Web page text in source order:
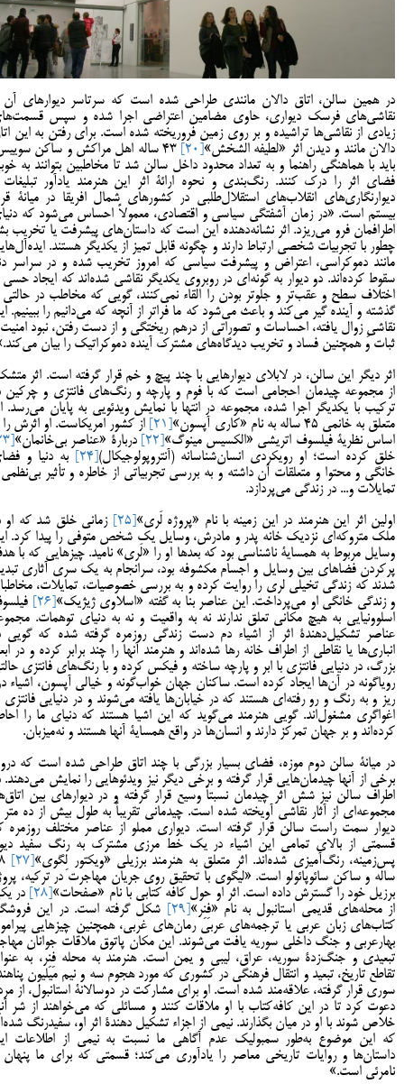
در همین سالن، اتاق دالان مانندی طراحی شده است که سرتاسر دیوارهای آن
نقاشی‌های فرسک دیواری، حاوی مضامین اعتراضی اجرا شده و سپس
زیادی از نقاشی‌ها تراشیده و بر روی زمین فروریخته شده‌ است. برای رفتن به این
دالان مانند و دیدن اثر «لطيفه الشخش»
43 ساله اهل مراکش و ساکن
باید با هماهنگی راهنما و به تعداد محدود داخل سالن شد تا مخاطبین بتوانند به
فضای اثر را درک کنند. رنگ‌بندی و نحوه ارائۀ اثر این هنرمند یادآور
دیوارنگاری‌های انقلاب‌های استقلال‌طلبی در کشورهای شمال افریقا در میانۀ
بیستم است. «در زمان آشفتگی سیاسی و اقتصادی، معمولاً احساس می‌شود که
اطرافمان فرو می‌ریزد. اثر نشانه‌دهنده این است که داستان‌های پیشرفت یا تخریب
چطور با تجربیات شخصی ارتباط دارند و چگونه قابل تمیز از یکدیگر هستند.
مانند دموکراسی، اعتراض و پیشرفت سیاسی که امروز تخریب شده و در سراسر
سقوط کرده‌اند. دو دیوار به گونه‌ای در روبروی یکدیگر نقاشی شده‌اند که ایجاد حسی
اختلاف سطح و عقب‌تر و جلوتر بودن را القاء نمی‌کنند، گویی که مخاطب در حالتی
گذشته و آینده گیر می‌کند و باعث می‌شود که ما فراتر از آنچه که می‌دانیم را ببینیم.
نقاشیِ زوال یافته، احساسات و تصوراتی از درهم ریختگی و از دست رفتن، نبود
ثبات و همچنین فساد و تخریب دیدگاه‌های مشترک آینده دموکراتیک را بیان
اثر دیگر این سالن، در لابلای دیوارهایی با چند پیچ و خم قرار گرفته است. اثر
از مجموعه چیدمان احجامی است که با فوم و پارچه و رنگ‌های فانتزی و چرکین
ترکیب با یکدیگر اجرا شده، مجموعه در انتها با نمایش ویدئویی به پایان می‌رسد.
متعلق به خانمی 45 ساله به نام «کاری آپسون»
از کشور امریکاست. او اثرش را
اساس نظریۀ فیلسوف اتریشی «الکسیس مینوگ»
دربارۀ «عناصر بی‌خانمان»
خلق کرده است؛ او رویکردی انسان‌شناسانه (آنتروپولوجیکال)
به دنیا و
خانگی و محتوا و متعلقات آن داشته و به بررسی تجربیاتی از خاطره و تأثیر
تمایلات و... در زندگی می‌پردازد.
اولین اثر این هنرمند در این زمینه با نام «پروژه لَری»
زمانی خلق شد که او
ملک متروکه‌ای نزدیک خانه پدر و مادرش، وسایل یک شخص متوفی را پیدا کرد.
وسایل مربوط به همسایۀ ناشناسی بود که بعدها او را «لَری» نامید. چیزهایی که با
پرکردن فضاهای بین وسایل و اجسام مکشوفه بود، سرانجام به یک سری آثاری
شدند که زندگی تخیلی لری را روایت کرده و به بررسی خصوصیات، تمایلات،
و زندگی خانگی او می‌پرداخت. این عناصر بنا به گفته «اسلاوی ژیژیک» [26]
اسلوونیایی به هیچ مکانی تعلق ندارند نه به واقعیت و نه به دنیای توهمات.
عناصر تشکیل‌دهندۀ اثر از اشیاء دم دست زندگی روزمره گرفته شده که گویی
انباری‌ها یا نقاطی از اطراف خانه رها شده‌اند و هنرمند آنها را چند برابر کرده و در
بزرگ، در دنیایی فانتزی با ابر و پارچه ساخته و فیکس کرده و با رنگ‌های فانتزی
رویاگونه در آن‌ها ایجاد کرده است. ساکنان جهان خواب‌گونه و خیالی آپسون، اشیاء
ریز و به رنگ و رو رفته‌ای هستند که در خیابان‌ها یافته می‌شوند و در دنیایی فانتزی
اغواگری مشغول‌اند. گویی هنرمند می‌گوید که این اشیا هستند که دنیای ما را
کرده‌اند و بر جهان تمرکز دارند و انسان‌ها در واقع همسایۀ آنها هستند و نه‌میزبان.
در میانۀ سالن دوم موزه، فضای بسیار بزرگی با چند اتاق طراحی شده است که
برخی از آنها چیدمان‌هایی قرار گرفته و برخی دیگر نیز ویدئوهایی را نمایش می‌دهند.
اطراف سالن نیز شش اثر چیدمان نسبتاً وسیع قرار گرفته و در دیوارهای بین
مجموعه‌ای از آثار نقاشی آویخته شده است. چیدمانی تقریباً به طول بیش از ده متر
دیوار سمت راست سالن قرار گرفته است. دیواری مملو از عناصر مختلف روزمره
قسمتی از بالای تمامی این اشیاء در یک خط مرزی مشترک به رنگ سفید
پس‌زمینه، رنگ‌آمیزی شده‌اند. اثر متعلق به هنرمند برزیلی «ویکتور لِگوی»
ساله و ساکن سائوپائولو است. «لیگوی با تحقیق روی جریان مهاجرت در ترکیه،
برزیل خود را گسترش داده است. اثر او حول کافه کتابی با نام «صفحات»
در
از محله‌های قدیمی استانبول به نام «فِنِر»
شکل گرفته است. در این
کتاب‌های زبان عربی یا ترجمه‌های عربی رمان‌های غربی، همچنین چیزهایی
بهارعربی و جنگ داخلی سوریه یافت می‌شوند. این مکان پاتوق ملاقات جوانان
تبعیدی و جنگ‌زدۀ سوریه، عراق، لیبی و یمن است. هنرمند به محله فِنِر، به
تقاطع تاریخ، تبعید و انتقال فرهنگی در کشوری که مورد هجوم سه و نیم میلیون
سوری قرار گرفته، علاقه‌مند شده است. او برای مشارکت در دوسالانۀ استانبول، از
دعوت کرد تا در این کافه‌کتاب با او ملاقات کنند و مسائلی که می‌خواهند از شر
خلاص شوند با او در میان بگذارند. نیمی از اجزاء تشکیل دهندۀ اثر او، سفیدرنگ
که این موضوع به‌طور سمبولیک عدم آگاهی ما نسبت به نیمی از اطلاعات
داستان‌ها و روایات تاریخی معاصر را یادآوری می‌کند؛ قسمتی که برای ما پنهان
نامرئی است.»